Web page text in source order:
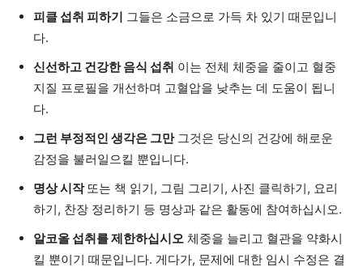
피클 섭취 피하기 그들은 소금으로 가득 차 있기 때문입니
다.
신선하고 건강한 음식 섭취 이는 전체 체중을 줄이고 혈중
지질 프로필을 개선하며 고혈압을 낮추는 데 도움이 됩니
다.
그런 부정적인 생각은 그만그것은 당신의 건강에 해로운
감정을 불러일으킬 뿐입니다.
명상 시작 또는 책 읽기, 그림 그리기, 사진 클릭하기, 요리
하기, 찬장 정리하기 등 명상과 같은 활동에 참여하십시오.
알코올 섭취를 제한하십시오 체중을 늘리고 혈관을 약화시
킬 뿐이기 때문입니다. 게다가, 문제에 대한 임시 수정은 결